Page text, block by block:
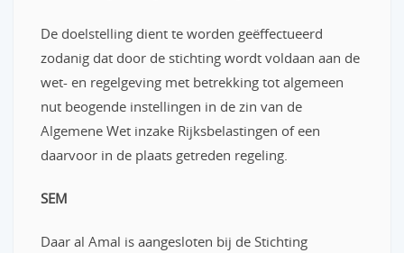
De doelstelling dient te worden geëffectueerd
zodanig dat door de stichting wordt voldaan aan de
wet- en regelgeving met betrekking tot algemeen
nut beogende instellingen in de zin van de
Algemene Wet inzake Rijksbelastingen of een
daarvoor in de plaats getreden regeling.
SEM
Daar al Amal is aangesloten bij de Stichting